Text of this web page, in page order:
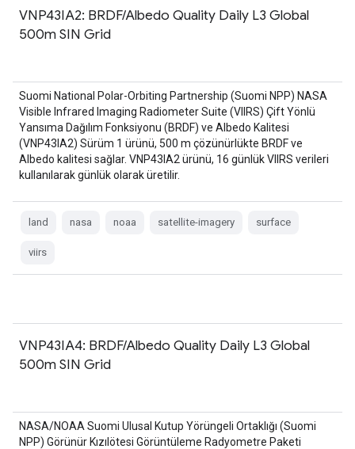
VNP43IA2: BRDF/Albedo Quality Daily L3 Global
500m SIN Grid
Suomi National Polar-Orbiting Partnership (Suomi NPP) NASA
Visible Infrared Imaging Radiometer Suite (VIIRS) Çift Yönlü
Yansıma Dağılım Fonksiyonu (BRDF) ve Albedo Kalitesi
(VNP43IA2) Sürüm 1 ürünü, 500 m çözünürlükte BRDF ve
Albedo kalitesi sağlar. VNP43IA2 ürünü, 16 günlük VIIRS verileri
kullanılarak günlük olarak üretilir.
land nasa noaa satellite-imagery surface
viirs
VNP43IA4: BRDF/Albedo Quality Daily L3 Global
500m SIN Grid
NASA/NOAA Suomi Ulusal Kutup Yörüngeli Ortaklığı (Suomi
NPP) Görünür Kızılötesi Görüntüleme Radyometre Paketi